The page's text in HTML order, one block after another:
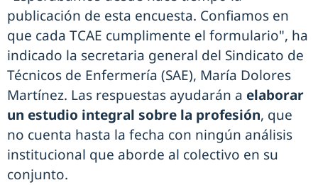
publicación de esta encuesta. Confiamos en
que cada TCAE cumplimente el formulario", ha
indicado la secretaria general del Sindicato de
Técnicos de Enfermería (SAE), María Dolores
Martínez. Las respuestas ayudarán a elaborar
un estudio integral sobre la profesión, que
no cuenta hasta la fecha con ningún análisis
institucional que aborde al colectivo en su
conjunto.